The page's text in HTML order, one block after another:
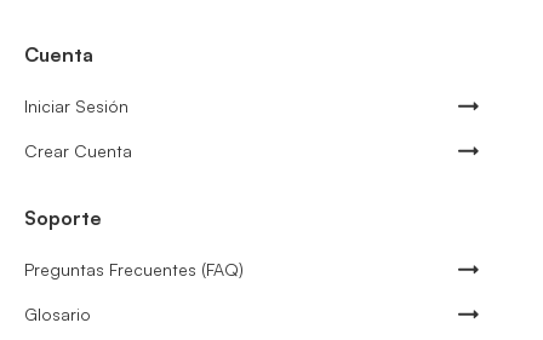
Cuenta
Iniciar Sesión
Crear Cuenta
Soporte
Preguntas Frecuentes (FAQ)
Glosario